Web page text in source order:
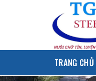
TRANG CHỦ